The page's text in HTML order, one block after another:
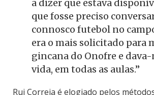
a dizer que estava
que fosse preciso
connosco futebol no
era o mais solicitado para
gincana do Onofre e
vida, em todas as aulas.”
Rui Correia é elogiado pelos